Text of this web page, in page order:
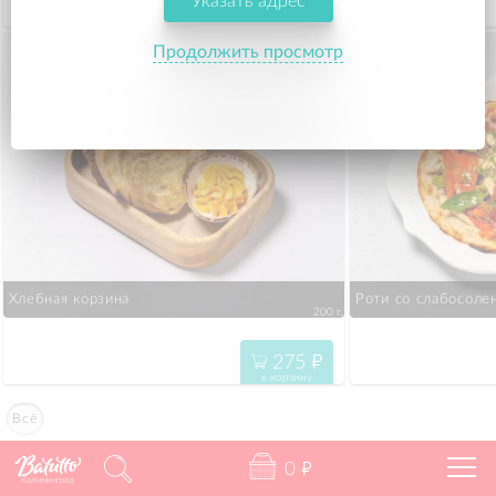
Всё
546
Хлебная корзина
200 г.
275 "
в корзину
Роти со
Калининград
0 "
Продолжить просмотр